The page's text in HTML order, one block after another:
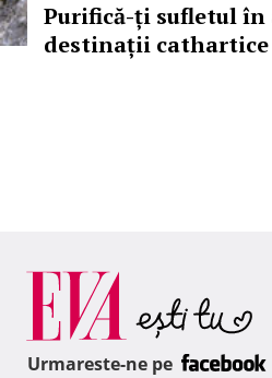
Purifică-ți sufletul în
destinații cathartice
Urmareste-ne pe